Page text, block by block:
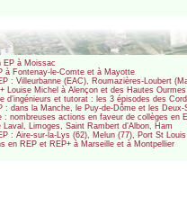
EP à Moissac
à Fontenay-le-Comte et à Mayotte
: Villeurbanne (EAC), Roumazières-Loubert
Louise Michel à Alençon et des Hautes
d’ingénieurs et tutorat : les 3 épisodes des
: dans la Manche, le Puy-de-Dôme et les Deux-
nombreuses actions en faveur de collèges
Limoges, Saint Rambert d’Albon, Ham
: Aire-sur-la-Lys (62), Melun (77), Port St
en REP et REP+ à Marseille et à Montpellier